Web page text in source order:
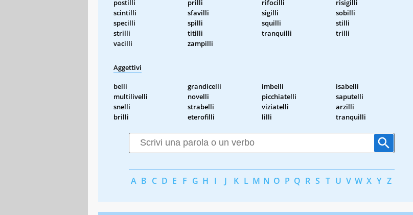
postilli
prilli rifocilli
risigilli
scintilli
sfavilli sigilli
sobilli
specilli
spilli squilli
stilli
strilli
titilli tranquilli
trilli
vacilli
zampilli
Aggettivi
belli grandicelli imbelli
isabelli
multilivelli
novelli picchiatelli
saputelli
snelli
strabelli viziatelli
arzilli
brilli
eterofilli lilli tranquilli
A B C D E F G H I J K L M N O P Q R S T U V W X Y Z